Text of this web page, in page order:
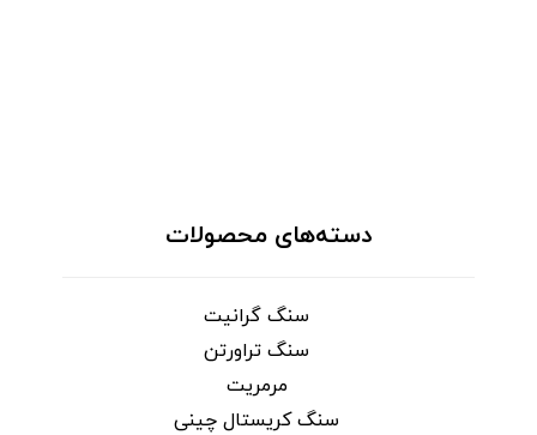
دسته‌های محصولات
سنگ گرانیت
سنگ تراورتن
مرمریت
سنگ کریستال چینی